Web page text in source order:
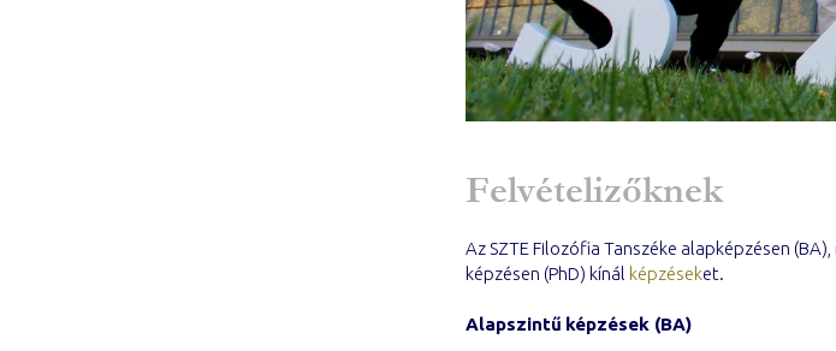
Felvételizőknek
Az SZTE Filozófia Tanszéke alapképzésen
képzésen (PhD) kínál képzéseket.
Alapszintű képzések (BA)